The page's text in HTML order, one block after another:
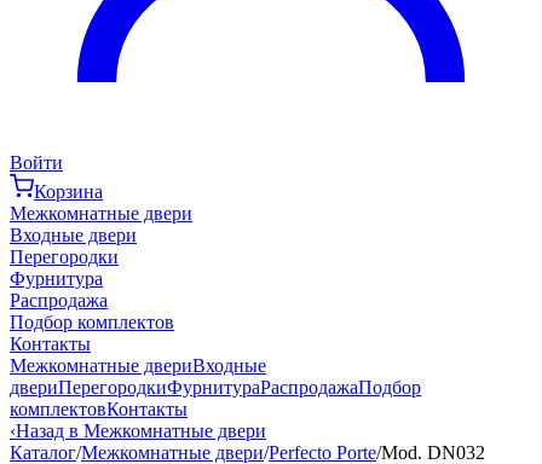
Войти
Корзина
Межкомнатные двери
Входные двери
Перегородки
Фурнитура
Распродажа
Подбор комплектов
Контакты
Межкомнатные двериВходные
двериПерегородкиФурнитураРаспродажаПодбор
комплектовКонтакты
‹Назад в Межкомнатные двери
Каталог/Межкомнатные двери/Perfecto Porte/Mod. DN032